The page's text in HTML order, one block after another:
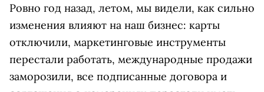
Ровно год назад, летом, мы видели, как сильно
изменения влияют на наш бизнес: карты
отключили, маркетинговые инструменты
перестали работать, международные продажи
заморозили, все подписанные договора и